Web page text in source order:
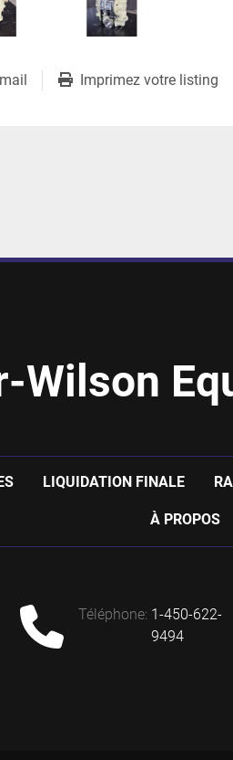
Imprimez votre listing
Wilson
LIQUIDATION FINALE
À PROPOS
téléphone: 1-450-622-
9494